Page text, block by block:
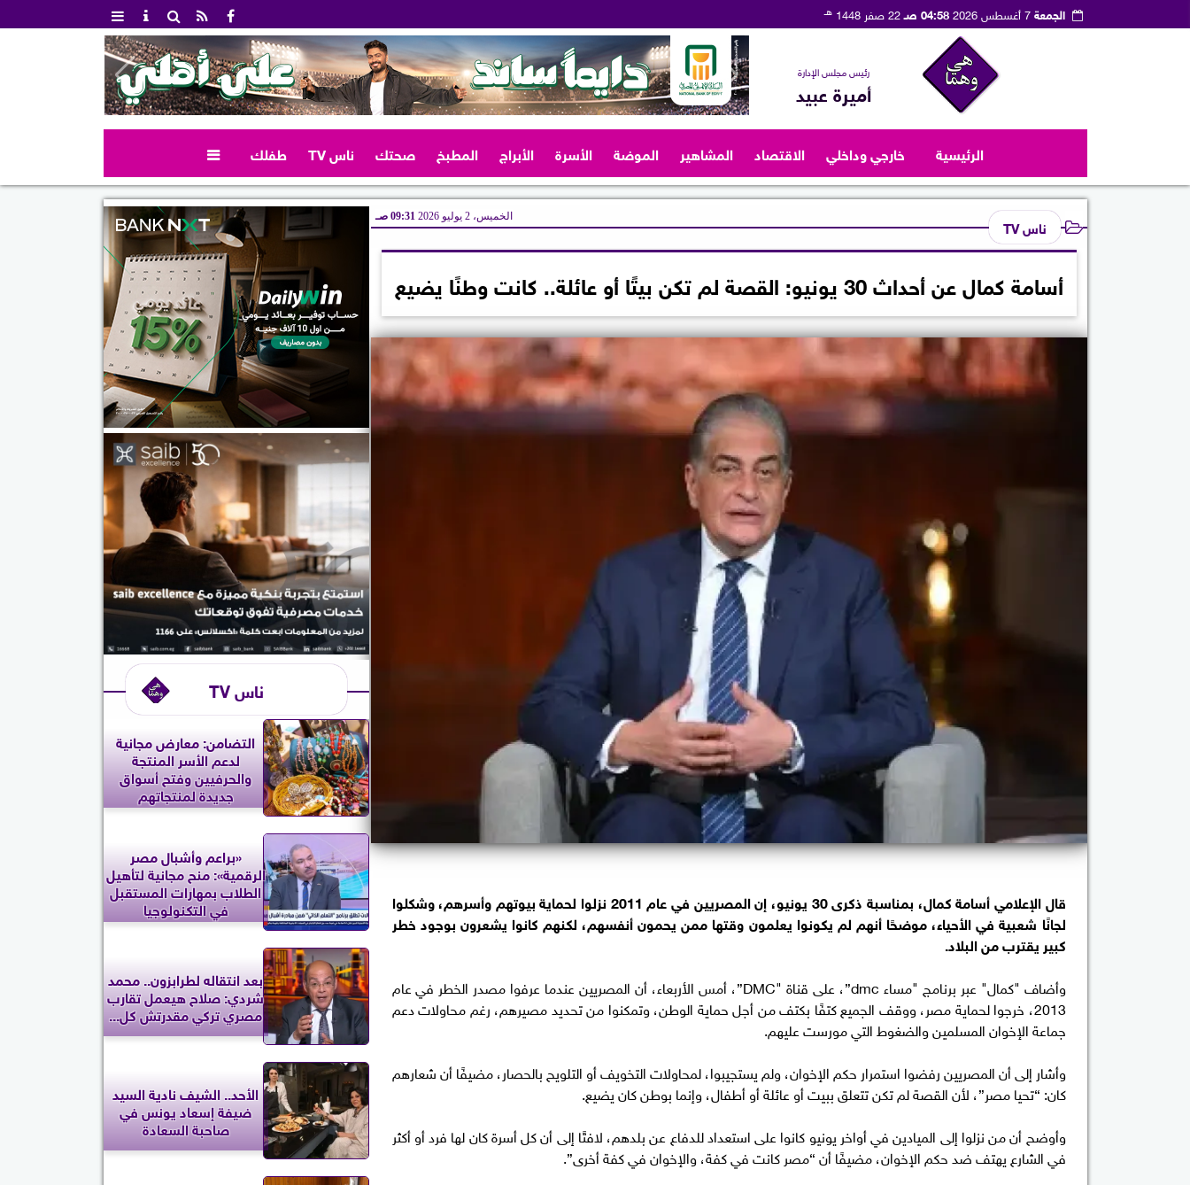
الجمعة7 أغسطس 2026 04:58 صـ 22 صفر 1448 هـ
رئيس مجلس الإدارة
أميرة عبيد
الرئيسية خارجي وداخلي الاقتصاد المشاهير الموضة الأسرة الأبراج المطبخ صحتك ناس TV طفلك 
ناس TV الخميس، 2 يوليو 2026 09:31 صـ
أسامة كمال عن أحداث 30 يونيو: القصة لم تكن بيتًا أو عائلة.. كانت وطنًا يضيع
قال الإعلامي أسامة كمال، بمناسبة ذكرى 30 يونيو، إن المصريين في عام 2011 نزلوا لحماية بيوتهم وأسرهم، وشكلوا
لجانًا شعبية في الأحياء، موضحًا أنهم لم يكونوا يعلمون وقتها ممن يحمون أنفسهم، لكنهم كانوا يشعرون بوجود خطر
كبير يقترب من البلاد.
وأضاف "كمال" عبر برنامج "مساء dmc”، على قناة "DMC”، أمس الأربعاء، أن المصريين عندما عرفوا مصدر الخطر في عام
2013، خرجوا لحماية مصر، ووقف الجميع كتفًا بكتف من أجل حماية الوطن، وتمكنوا من تحديد مصيرهم، رغم محاولات دعم
جماعة الإخوان المسلمين والضغوط التي مورست عليهم.
وأشار إلى أن المصريين رفضوا استمرار حكم الإخوان، ولم يستجيبوا، لمحاولات التخويف أو التلويح بالحصار، مضيفًا أن شعارهم
كان: “تحيا مصر”، لأن القصة لم تكن تتعلق ببيت أو عائلة أو أطفال، وإنما بوطن كان يضيع.
وأوضح أن من نزلوا إلى الميادين في أواخر يونيو كانوا على استعداد للدفاع عن بلدهم، لافتًا إلى أن كل أسرة كان لها فرد أو أكثر
في الشارع يهتف ضد حكم الإخوان، مضيفًا أن “مصر كانت في كفة، والإخوان في كفة أخرى”.
ناس TV
التضامن: معارض مجانية
لدعم الأسر المنتجة
والحرفيين وفتح أسواق
جديدة لمنتجاتهم
«براعم وأشبال مصر
الرقمية»: منح مجانية لتأهيل
الطلاب بمهارات المستقبل
في التكنولوجيا
بعد انتقاله لطرابزون.. محمد
شردي: صلاح هيعمل تقارب
مصري تركي مقدرتش كل...
الأحد.. الشيف نادية السيد
ضيفة إسعاد يونس في
صاحبة السعادة